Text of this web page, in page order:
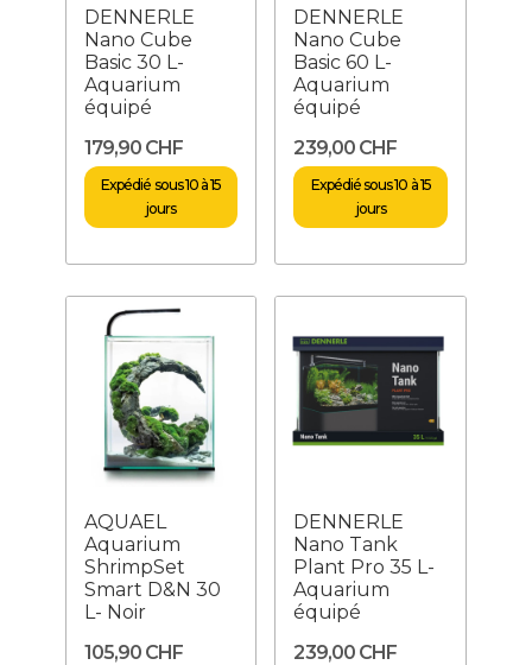
DENNERLE
Nano Cube
Basic 30 L-
Aquarium
équipé
179,90 CHF
Expédié sous 10 à 15
jours
DENNERLE
Nano Cube
Basic 60 L-
Aquarium
équipé
239,00 CHF
Expédié sous 10 à 15
jours
AQUAEL
Aquarium
ShrimpSet
Smart D&N 30
L- Noir
105,90 CHF
DENNERLE
Nano Tank
Plant Pro 35 L-
Aquarium
équipé
239,00 CHF